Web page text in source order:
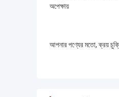
অপেক্ষায়
আপনার পণ্যের মতো, ক্রয়